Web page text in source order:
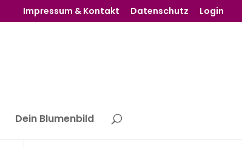
Impressum & Kontakt Datenschutz Login
Dein Blumenbild